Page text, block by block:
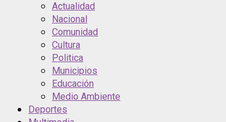
Actualidad
Nacional
Comunidad
Cultura
Politica
Municipios
Educación
Medio Ambiente
Deportes